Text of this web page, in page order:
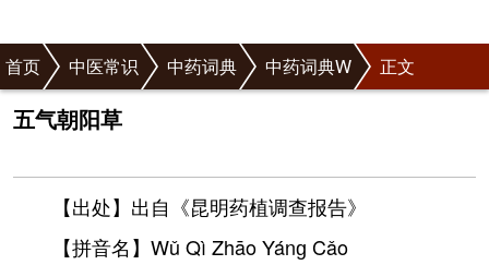
首页 中医常识 中药词典 中药词典W 正文
五气朝阳草
【出处】出自《昆明药植调查报告》
【拼音名】Wǔ Qì Zhāo Yánɡ Cǎo